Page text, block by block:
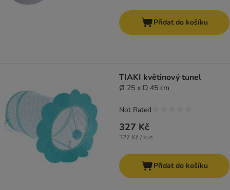
Přidat do košíku
TIAKI květinový tunel
Ø 25 x D 45 cm
327 Kč
327 Kč / kus
Not Rated
Přidat do košíku